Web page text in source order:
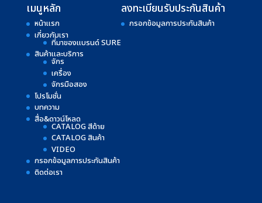
เมนูหลัก
หน้าแรก
เกี่ยวกับเรา
ที่มาของแบรนด์ SURE
สินค้าและบริการ
จักร
เครื่อง
จักรมือสอง
โปรโมชั่น
บทความ
สื่อ&ดาวน์โหลด
CATALOG สีด้าย
CATALOG สินค้า
VIDEO
กรอกข้อมูลการประกันสินค้า
ติดต่อเรา
ลงทะเบียนรับประกันสินค้า
กรอกข้อมูลการประกันสินค้า